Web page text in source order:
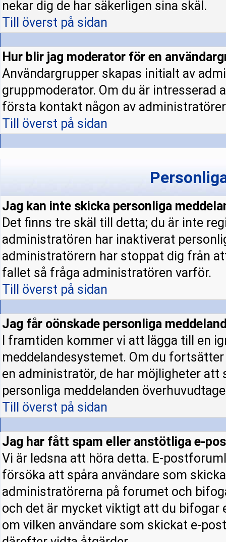
nekar dig de har säkerligen sina skäl.
Till överst på sidan
Hur blir jag moderator för en
Användargrupper skapas initialt av
gruppmoderator. Om du är intresserad
första kontakt någon av
Till överst på sidan
Jag kan inte skicka personliga
Det finns tre skäl till detta; du är inte
administratören har inaktiverat
administratörern har stoppat dig från
fallet så fråga administratören varför.
Till överst på sidan
Jag får oönskade personliga
I framtiden kommer vi att lägga till en
meddelandesystemet. Om du
en administratör, de har möjligheter
personliga meddelanden
Till överst på sidan
Jag har fått spam eller anstötliga e-
Vi är ledsna att höra detta. E-
försöka att spåra användare som
administratörerna på forumet och
och det är mycket viktigt att du bifogar
om vilken användare som skickat e-